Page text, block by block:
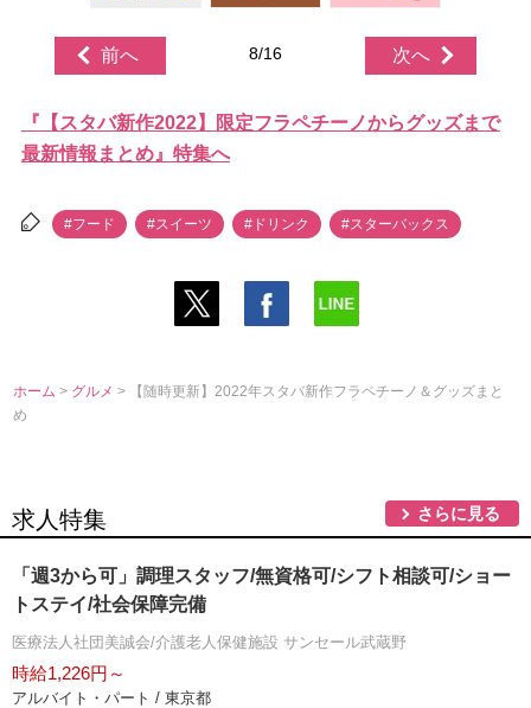
前へ 次へ
8/16
『【スタバ新作2022】限定フラペチーノからグッズまで
最新情報まとめ』特集へ
#フード #スイーツ #ドリンク #スターバックス
ホーム > グルメ> 【随時更新】2022年スタバ新作フラペチーノ＆グッズまと
め
求人特集 さらに見る
「週3から可」調理スタッフ/無資格可/シフト相談可/ショー
トステイ/社会保障完備
医療法人社団美誠会/介護老人保健施設 サンセール武蔵野
時給1,226円～
アルバイト・パート / 東京都